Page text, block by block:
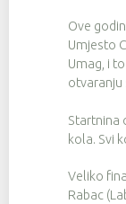
Ove
Umjesto
Umag, i
otvaranju
Startnina
kola. Svi
Veliko
Rabac